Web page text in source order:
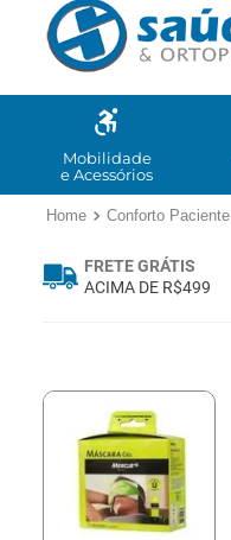
Mobilidade
e Acessórios
Conforto Paciente
FRETE GRÁTIS
ACIMA DE R$499